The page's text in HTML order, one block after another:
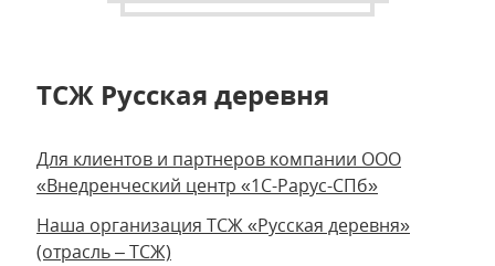
ТСЖ Русская деревня
Для клиентов и партнеров компании ООО
«Внедренческий центр «1С-Рарус-СПб»
Наша организация ТСЖ «Русская деревня»
(отрасль – ТСЖ)